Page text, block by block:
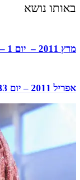
באותו נושא
מרץ 2011 – יום 1 – רונית. התחלה
אפריל 2011 – יום 33 – אורלי. קולה של אימא בהתמחות.